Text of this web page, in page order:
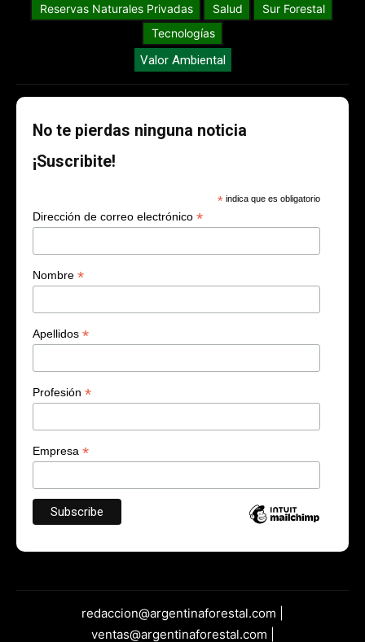
Reservas Naturales Privadas
Salud
Sur Forestal
Tecnologías
Valor Ambiental
No te pierdas ninguna noticia
¡Suscribite!
* indica que es obligatorio
Dirección de correo electrónico *
Nombre *
Apellidos *
Profesión *
Empresa *
redaccion@argentinaforestal.com |
ventas@argentinaforestal.com |